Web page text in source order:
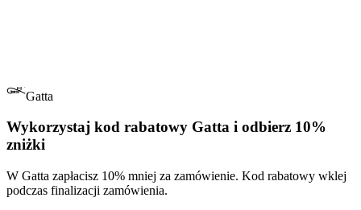
Gatta
Wykorzystaj kod rabatowy Gatta i odbierz 10%
zniżki
W Gatta zapłacisz 10% mniej za zamówienie. Kod rabatowy wklej
podczas finalizacji zamówienia.